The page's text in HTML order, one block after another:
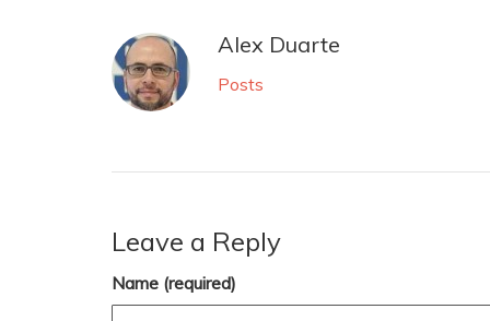
Alex Duarte
Posts
Leave a Reply
Name (required)